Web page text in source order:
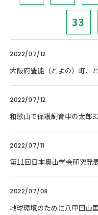
33
2022/07/12
大阪府豊能（とよの）町、
2022/07/12
和歌山で保護飼育中の太郎
2022/07/11
第11回日本奥山学会研究発
2022/07/08
地球環境のために八甲田山